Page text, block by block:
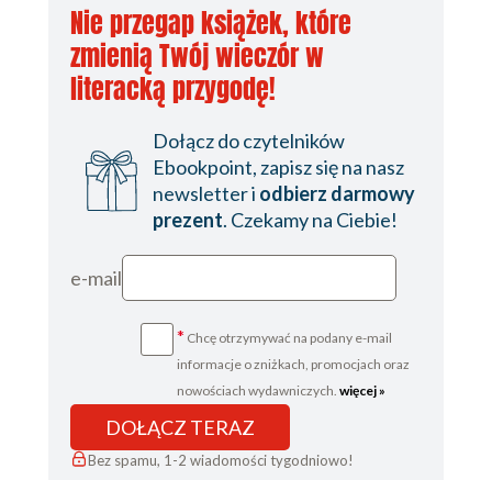
Nie przegap książek, które
zmienią Twój wieczór w
literacką przygodę!
Dołącz do czytelników
Ebookpoint, zapisz się na nasz
newsletter i odbierz darmowy
prezent. Czekamy na Ciebie!
e-mail
* Chcę otrzymywać na podany e-mail
informacje o zniżkach, promocjach oraz
nowościach wydawniczych. więcej »
DOŁĄCZ TERAZ
Bez spamu, 1-2 wiadomości tygodniowo!